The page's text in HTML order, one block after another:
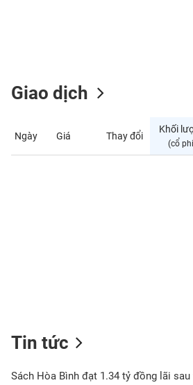
Giao dịch
Ngày Giá Thay đổi
Khối
(cổ
Tin tức
Sách Hòa Bình đạt 1.34 tỷ đồng lãi
CÁ
NHÂN